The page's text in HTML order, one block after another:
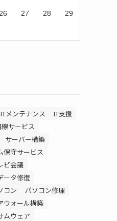
26 27 28 29
ITメンテナンス
IT支援
サービス
サーバー構築
保守サービス
ビ会議
ータ修復
コン
パソコン修理
ウォール構築
ムウェア